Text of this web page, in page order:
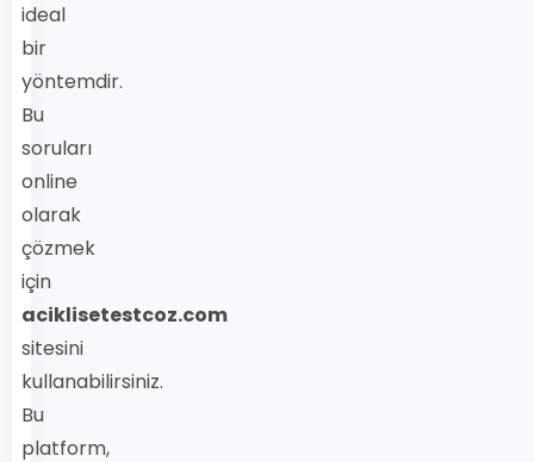
ideal
bir
yöntemdir.
Bu
soruları
online
olarak
çözmek
için
aciklisetestcoz.com
sitesini
kullanabilirsiniz.
Bu
platform,